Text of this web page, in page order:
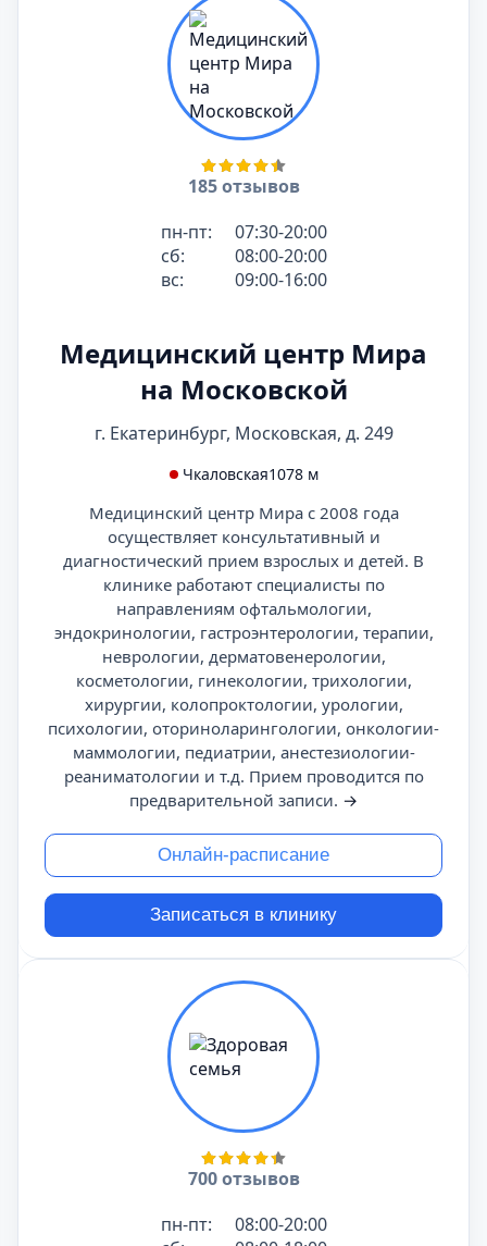
185 отзывов
пн-пт:
07:30-20:00
сб:
08:00-20:00
вс:
09:00-16:00
Медицинский центр Мира
на Московской
г. Екатеринбург, Московская, д. 249
Чкаловская1078 м
Медицинский центр Мира с 2008 года
осуществляет консультативный и
диагностический прием взрослых и детей. В
клинике работают специалисты по
направлениям офтальмологии,
эндокринологии, гастроэнтерологии, терапии,
неврологии, дерматовенерологии,
косметологии, гинекологии, трихологии,
хирургии, колопроктологии, урологии,
психологии, оториноларингологии, онкологии-
маммологии, педиатрии, анестезиологии-
реаниматологии и т.д. Прием проводится по
предварительной записи. →
Онлайн-расписание
Записаться в клинику
700 отзывов
пн-пт:
08:00-20:00